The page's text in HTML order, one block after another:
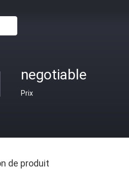
negotiable
Prix
de produit